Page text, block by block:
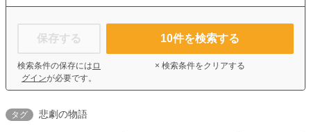
保存する
検索条件の保存には ロ
グインが必要です。
10件を検索する
× 検索条件をクリアする
タグ 悲劇の物語